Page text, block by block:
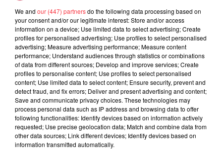
souhaitez l'afficher, merci de nous donner votre accord
en cliquant sur le bouton ci-dessous.
Afficher l'élément
Rock News
La version réécrite de « Beautiful Day »
interprétée lors des...
We and our (447) partnersdo the following data processing based on
your consent and/or our legitimate interest: Store and/or access
information on a device; Use limited data to select advertising; Create
profiles for personalised advertising; Use profiles to select personalised
advertising; Measure advertising performance; Measure content
performance; Understand audiences through statistics or combinations
of data from different sources; Develop and improve services; Create
profiles to personalise content; Use profiles to select personalised
content; Use limited data to select content; Ensure security, prevent and
detect fraud, and fix errors; Deliver and present advertising and content;
Save and communicate privacy choices. These technologies may
process personal data such as IP address and browsing data to offer
following functionalities: Identify devices based on information actively
requested; Use precise geolocation data; Match and combine data from
other data sources; Link different devices; Identify devices based on
information transmitted automatically.